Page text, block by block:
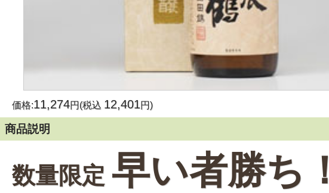
価格:11,274円(税込 12,401円)
商品説明
数量限定 早い者勝ち！